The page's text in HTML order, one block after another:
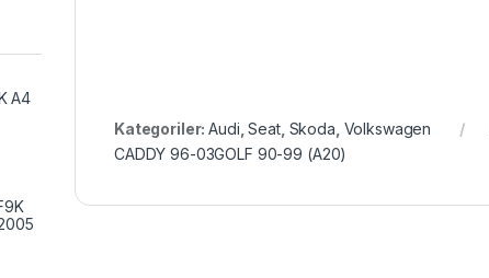
Kategoriler:Audi ,Seat, Skoda Volkswagen
CADDY 96-03GOLF 90-99 (A20)
A4